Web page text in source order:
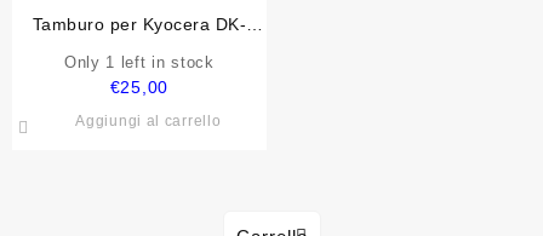
Tamburo per Kyocera DK-
1702Y80NL0
Only 1 left in stock
€25,00
Aggiungi al carrello